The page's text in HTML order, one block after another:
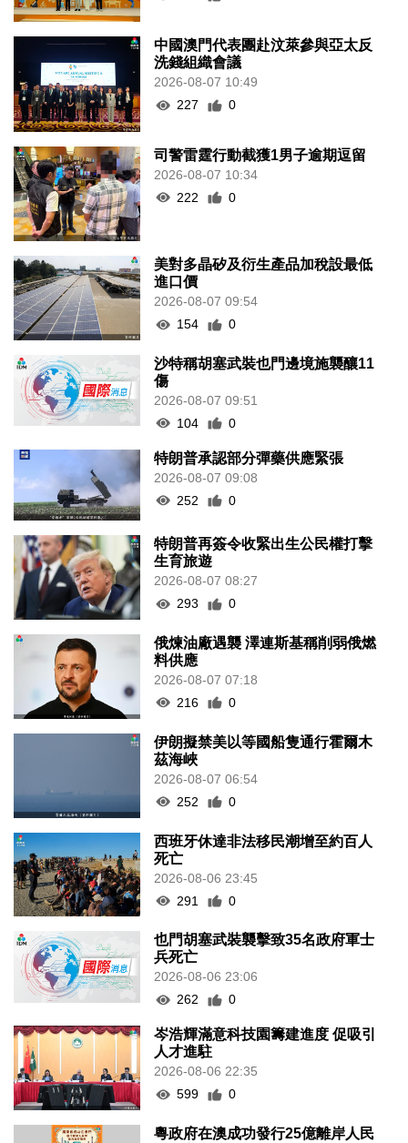
中國澳門代表團赴汶萊參與亞太反
洗錢組織會議
2026-08-07 10:49
227
0
司警雷霆行動截獲1男子逾期逗留
2026-08-07 10:34
222
0
美對多晶矽及衍生產品加稅設最低
進口價
2026-08-07 09:54
154
0
沙特稱胡塞武裝也門邊境施襲釀11
傷
2026-08-07 09:51
104
0
特朗普承認部分彈藥供應緊張
2026-08-07 09:08
252
0
特朗普再簽令收緊出生公民權打擊
生育旅遊
2026-08-07 08:27
293
0
俄煉油廠遇襲 澤連斯基稱削弱俄燃
料供應
2026-08-07 07:18
216
0
伊朗擬禁美以等國船隻通行霍爾木
茲海峽
2026-08-07 06:54
252
0
西班牙休達非法移民潮增至約百人
死亡
2026-08-06 23:45
291
0
也門胡塞武裝襲擊致35名政府軍士
兵死亡
2026-08-06 23:06
262
0
岑浩輝滿意科技園籌建進度 促吸引
人才進駐
2026-08-06 22:35
599
0
粵政府在澳成功發行25億離岸人民